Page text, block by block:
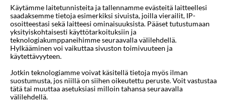
oma kylpyhuone, ja sen varusteluun kuuluu suihku,
ilmaiset hygieniatuotteet ja bidee. Varusteluun
kuuluu puhelin, tallelokero (johon mahtuu
kannettava tietokone) ja työpöytä. Etäisyydet
Parco Nordin puisto - 1,1 km / 0,7 mi
Näytä lisää
3D-animaatio
Käytämme laitetunnisteita ja tallennamme evästeitä laitteellesi
saadaksemme tietoja esimerkiksi sivuista, joilla vierailit, IP-
osoitteestasi sekä laitteesi ominaisuuksista. Pääset tutustumaan
yksityiskohtaisesti käyttötarkoituksiin ja
teknologiakumppaneihimme seuraavalla välilehdellä.
Hylkääminen voi vaikuttaa sivuston toimivuuteen ja
käytettävyyteen.
Jotkin teknologiamme voivat käsitellä tietoja myös ilman
suostumusta, jos niillä on siihen oikeutettu peruste. Voit vastustaa
tätä tai muuttaa asetuksiasi milloin tahansa seuraavalla
välilehdellä.